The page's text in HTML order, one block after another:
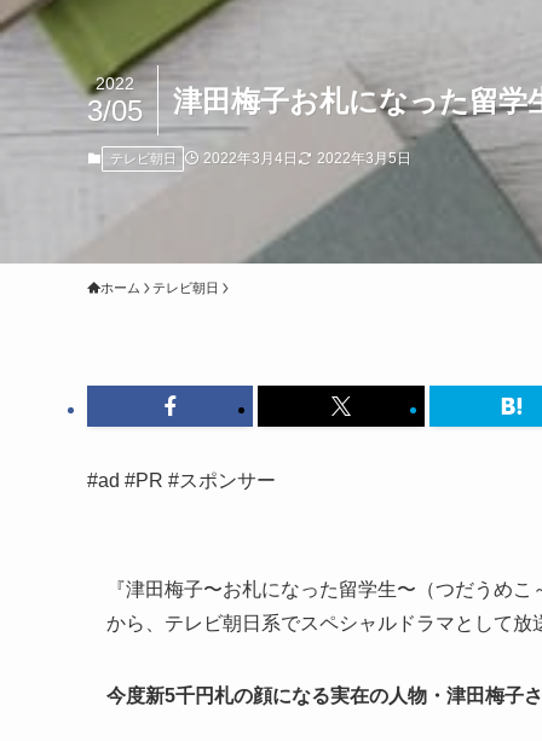
津田梅子お札になった留
2022
3/05
テレビ朝日 2022年3月4日 2022年3月5日
ホーム テレビ朝日
#ad #PR #スポンサー
『津田梅子〜お札になった留学生〜（つだうめ
から、テレビ朝日系でスペシャルドラマとして放
今度新5千円札の顔になる実在の人物・津田梅子